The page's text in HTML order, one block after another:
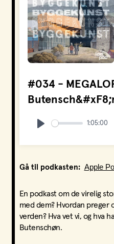
#034 -
1:05:00
Gå til podkasten: Apple
En podkast om de virelig
med dem? Hvordan preger
verden? Hva vet vi, og hva
Butenschøn.